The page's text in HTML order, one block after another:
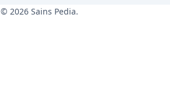
© 2026 Sains Pedia.